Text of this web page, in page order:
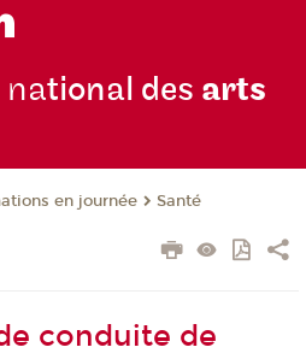
national des arts
en journée Santé
conduite de